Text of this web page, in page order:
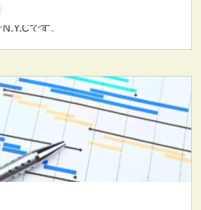
です。
拠点に三重県を中心に東海三県で解
る騒音問題と近隣への配慮について